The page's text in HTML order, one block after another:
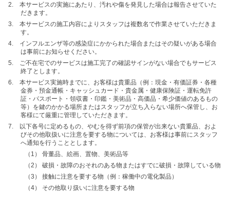
2. 本サービスの実施にあたり、汚れや傷を発見した場合は報告させていた
だきます。
3. 本サービスの施工内容によりスタッフは複数名で作業させていただきま
す。
4. インフルエンザ等の感染症にかかられた場合またはその疑いがある場合
は事前にお知らせください。
5. ご不在宅でのサービスは施工完了の確認サインがない場合でもサービス
終了とします。
6. 本サービス実施時までに、お客様は貴重品（例：現金・有価証券・各種
金券・預金通帳・キャッシュカード・貴金属・健康保険証・運転免許
証・パスポート・領収書・印鑑・美術品・高価品・希少価値のあるもの
等）を鍵のかかる場所またはスタッフが立ち入らない場所へ保管し、お
客様にて厳重に管理していただきます。
7. 以下各号に定めるもの、やむを得ず前項の保管が出来ない貴重品、およ
びその他取扱いに注意を要する物については、お客様は事前にスタッフ
へ通知を行うこととします。
（1） 骨董品、絵画、置物、美術品等
（2） 破損・故障のおそれのある物またはすでに破損・故障している物
（3） 接触に注意を要する物（例：稼働中の電化製品）
（4） その他取り扱いに注意を要する物